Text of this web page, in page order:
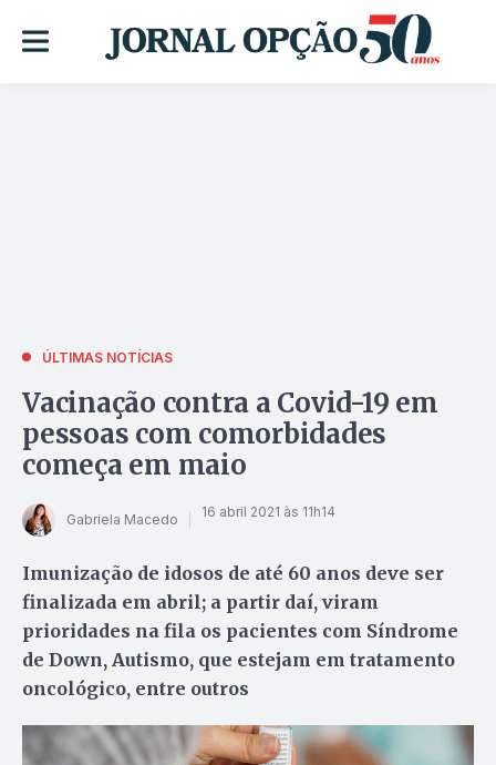
ÚLTIMAS NOTÍCIAS
Vacinação contra a Covid-19 em
pessoas com comorbidades
começa em maio
Gabriela Macedo 16 abril 2021 às 11h14
Imunização de idosos de até 60 anos deve ser
finalizada em abril; a partir daí, viram
prioridades na fila os pacientes com Síndrome
de Down, Autismo, que estejam em tratamento
oncológico, entre outros